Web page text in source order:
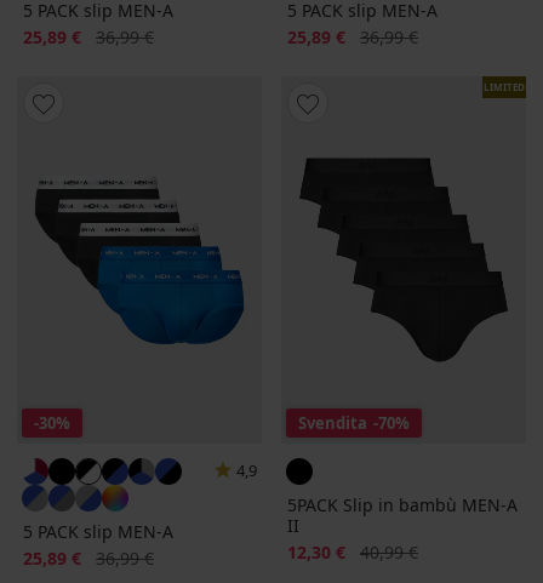
5 PACK slip MEN-A
Sconto
25,89 € Prezzo originale
36,99 €
5 PACK slip MEN-A
Sconto
25,89 € Prezzo originale
36,99 €
-30%
4,9
5 PACK slip MEN-A
Sconto
25,89 € Prezzo originale
36,99 €
LIMITED
Svendita -70%
5PACK Slip in bambù MEN-A
II
Sconto
12,30 € Prezzo originale
40,99 €